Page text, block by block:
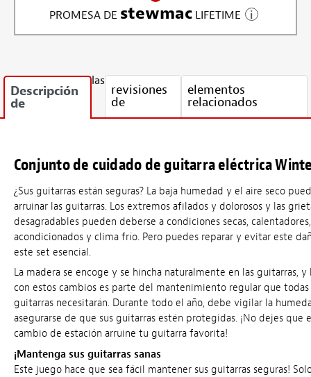
PROMESA DE stewmacLIFETIME
Descripción
de
las
revisiones
de
elementos
relacionados
Conjunto de cuidado de guitarra eléctrica
¿Sus guitarras están seguras? La baja humedad y el aire seco
arruinar las guitarras. Los extremos afilados y dolorosos y las
desagradables pueden deberse a condiciones secas,
acondicionados y clima frío. Pero puedes reparar y evitar este
este set esencial.
La madera se encoge y se hincha naturalmente en las guitarras,
con estos cambios es parte del mantenimiento regular que todas
guitarras necesitarán. Durante todo el año, debe vigilar la
asegurarse de que sus guitarras estén protegidas. ¡No dejes que
cambio de estación arruine tu guitarra favorita!
¡Mantenga sus guitarras sanas
Este juego hace que sea fácil mantener sus guitarras seguras!